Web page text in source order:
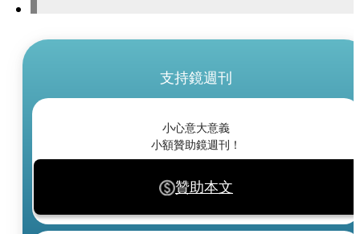
支持鏡週刊
小心意大意義
小額贊助鏡週刊！
贊助本文